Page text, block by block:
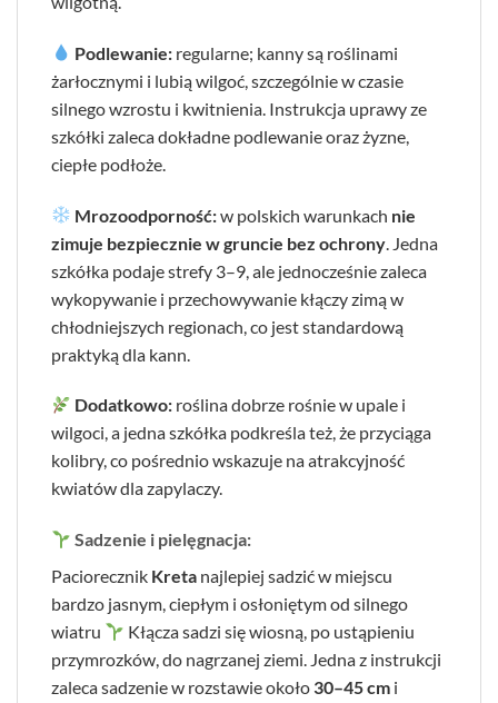
Podlewanie: regularne; kanny są roślinami
żarłocznymi i lubią wilgoć, szczególnie w czasie
silnego wzrostu i kwitnienia. Instrukcja uprawy ze
szkółki zaleca dokładne podlewanie oraz żyzne,
ciepłe podłoże.
Mrozoodporność:w polskich warunkach nie
zimuje bezpiecznie w gruncie bez ochrony . Jedna
szkółka podaje strefy 3–9, ale jednocześnie zaleca
wykopywanie i przechowywanie kłączy zimą w
chłodniejszych regionach, co jest standardową
praktyką dla kann.
Dodatkowo: roślina dobrze rośnie w upale i
wilgoci, a jedna szkółka podkreśla też, że przyciąga
kolibry, co pośrednio wskazuje na atrakcyjność
kwiatów dla zapylaczy.
Sadzenie i pielęgnacja:
Paciorecznik Kreta najlepiej sadzić w miejscu
bardzo jasnym, ciepłym i osłoniętym od silnego
wiatru
Kłącza sadzi się wiosną, po ustąpieniu
przymrozków, do nagrzanej ziemi. Jedna z instrukcji
zaleca sadzenie w rozstawie około 30–45 cm i